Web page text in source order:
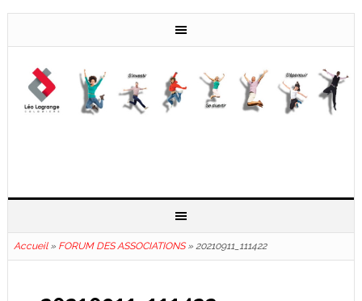
Accueil» FORUM DES ASSOCIATIONS» 20210911_111422